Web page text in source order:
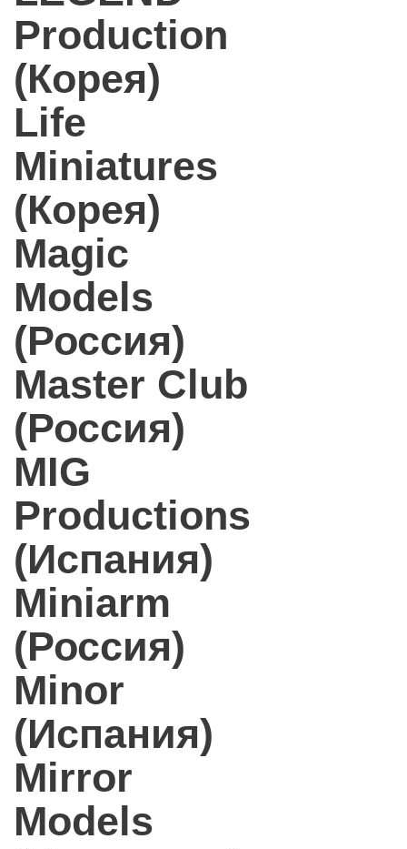
Production
(Корея)
Life
Miniatures
(Корея)
Magic
Models
(Россия)
Master Club
(Россия)
MIG
Productions
(Испания)
Miniarm
(Россия)
Minor
(Испания)
Mirror
Models